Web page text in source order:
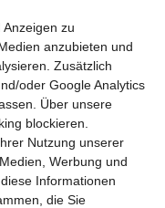
zu
anzubieten und
Zusätzlich
oder Google Analytics
Über unsere
blockieren.
Nutzung unserer
Werbung und
Informationen
die Sie